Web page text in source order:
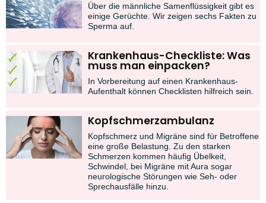
Über die männliche Samenflüssigkeit gibt es
einige Gerüchte. Wir zeigen sechs Fakten zu
Sperma auf.
Krankenhaus-Checkliste: Was
muss man einpacken?
In Vorbereitung auf einen Krankenhaus-
Aufenthalt können Checklisten hilfreich sein.
Kopfschmerzambulanz
Kopfschmerz und Migräne sind für Betroffene
eine große Belastung. Zu den starken
Schmerzen kommen häufig Übelkeit,
Schwindel, bei Migräne mit Aura sogar
neurologische Störungen wie Seh- oder
Sprechausfälle hinzu.